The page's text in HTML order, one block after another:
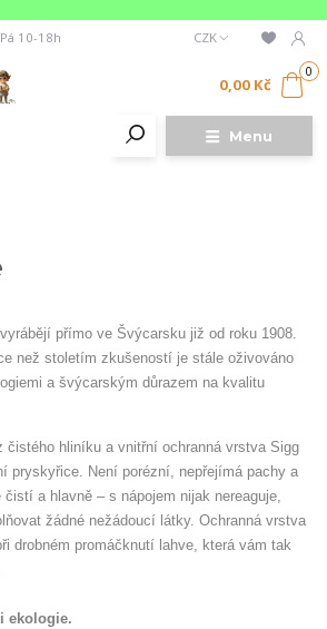
Menu
CZK
10-18h
0
0,00 Kč
přímo ve Švýcarsku již od roku 1908.
než stoletím zkušeností je stále oživováno
a švýcarským důrazem na kvalitu
čistého hliníku a vnitřní ochranná vrstva Sigg
pryskyřice. Není porézní, nepřejímá pachy a
a hlavně – s nápojem nijak nereaguje,
žádné nežádoucí látky. Ochranná vrstva
drobném promáčknutí lahve, která vám tak
ekologie.